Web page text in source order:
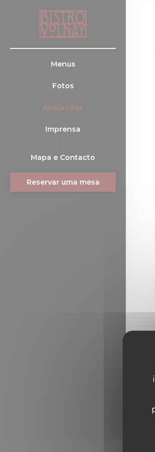
Menus
Fotos
Avaliações
Imprensa
((abre numa nova janela))
Mapa e Contacto
Reservar uma mesa